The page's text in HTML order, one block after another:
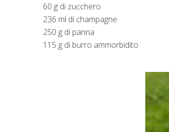
60 g di zucchero
236 ml di champagne
250 g di panna
115 g di burro ammorbidito